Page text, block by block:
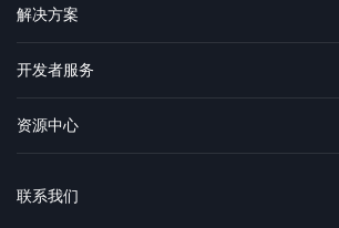
解决方案
开发者服务
资源中心
联系我们